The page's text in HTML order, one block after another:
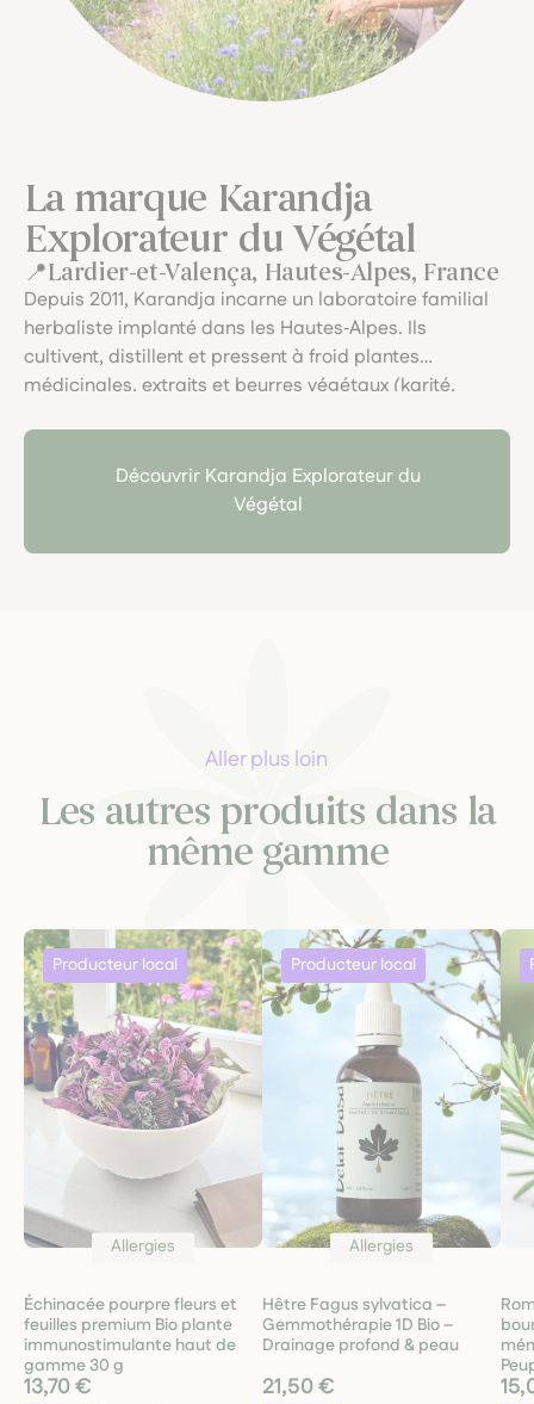
La marque Karandja
Explorateur du Végétal
Lardier-et-Valença, Hautes-Alpes, France
Depuis 2011, Karandja incarne un laboratoire familial
herbaliste implanté dans les Hautes‑Alpes. Ils
cultivent, distillent et pressent à froid plantes
médicinales, extraits et beurres végétaux (karité,
écoresponsable. Le soin du végétal, la traçabilité, et
l’art du fait main y sont célébrés dans chaque pot.
Découvrir Karandja Explorateur du
Végétal
Aller plus loin
Les autres produits dans la
même gamme
Allergies
Échinacée pourpre fleurs et
feuilles premium Bio plante
immunostimulante haut de
gamme 30 g
13,70 €
Allergies
Hêtre Fagus sylvatica –
Gemmothérapie 1D Bio –
Drainage profond & peau
21,50 €